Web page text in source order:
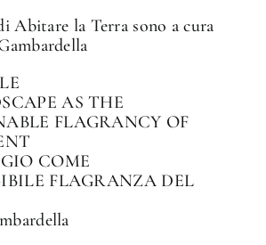
Abitare la Terra sono a cura
AS THE
FLAGRANCY OF
COME
FLAGRANZA DEL